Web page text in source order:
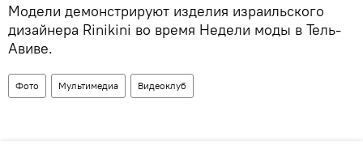
Модели демонстрируют изделия израильского
дизайнера Rinikini во время Недели моды в Тель-
Авиве.
Фото Мультимедиа Видеоклуб